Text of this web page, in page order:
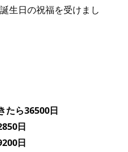
生日の祝福を受けまし
たら36500日
日
日